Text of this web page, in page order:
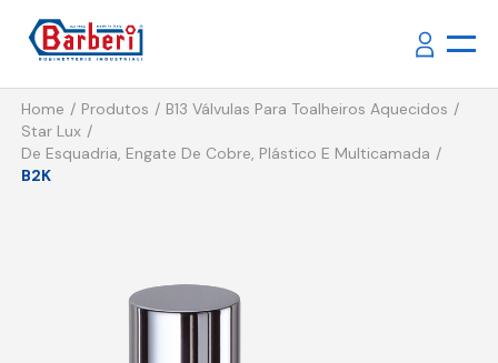
Home Produtos
B13 Válvulas Para Toalheiros Aquecidos
Star Lux
De Esquadria, Engate De Cobre, Plástico E Multicamada
B2K